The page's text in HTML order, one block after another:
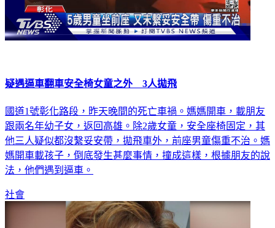
疑遇逼車翻車安全椅女童之外 3人拋飛
國道1號彰化路段，昨天晚間的死亡車禍。媽媽開車，載朋友
跟兩名年幼子女，返回高雄。除2歲女童，安全座椅固定，其
他三人疑似都沒繫妥安帶，拋飛車外，前座男童傷重不治。媽
媽開車載孩子，倒底發生甚麼事情，撞成這樣，根據朋友的說
法，他們遇到逼車。
社會